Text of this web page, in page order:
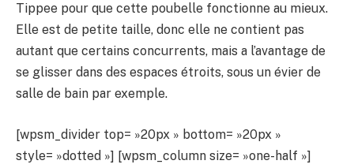
Tippee pour que cette poubelle fonctionne au mieux.
Elle est de petite taille, donc elle ne contient pas
autant que certains concurrents, mais a l’avantage de
se glisser dans des espaces étroits, sous un évier de
salle de bain par exemple.
[wpsm_divider top= »20px » bottom= »20px »
style= »dotted »] [wpsm_column size= »one-half »]